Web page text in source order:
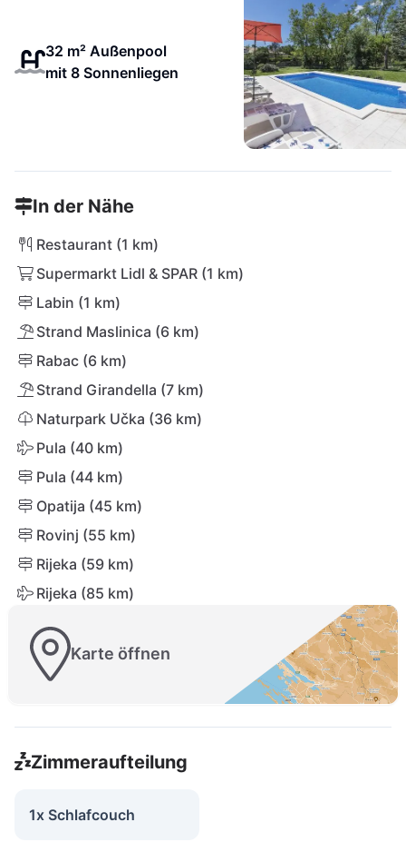
32 m² Außenpool
mit 8 Sonnenliegen
In der Nähe
Restaurant (1 km)
Supermarkt Lidl & SPAR (1 km)
Labin (1 km)
Strand Maslinica (6 km)
Rabac (6 km)
Strand Girandella (7 km)
Naturpark Učka (36 km)
Pula (40 km)
Pula (44 km)
Opatija (45 km)
Rovinj (55 km)
Rijeka (59 km)
Rijeka (85 km)
Karte öffnen
Zimmeraufteilung
1x Schlafcouch